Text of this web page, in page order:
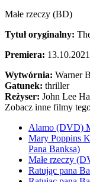
Małe rzeczy (BD)
Tytuł oryginalny:
Premiera: 13.10.2021
Wytwórnia: Warner
Gatunek: thriller
Reżyser: John Lee
Zobacz inne filmy
Alamo (DVD)
Mary Poppins
Pana Banksa)
Małe rzeczy
Ratując pana